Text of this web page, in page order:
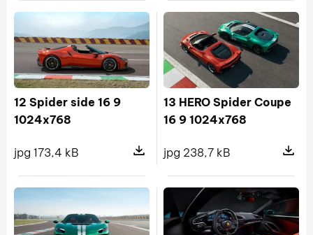
12 Spider side 16 9
1024x768
jpg 173,4 kB
Pokaż szczegóły pliku 12 Spider
13 HERO Spider Coupe
16 9 1024x768
jpg 238,7 kB